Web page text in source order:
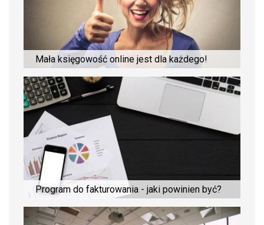
Mała księgowość online jest dla każdego!
Program do fakturowania - jaki powinien być?